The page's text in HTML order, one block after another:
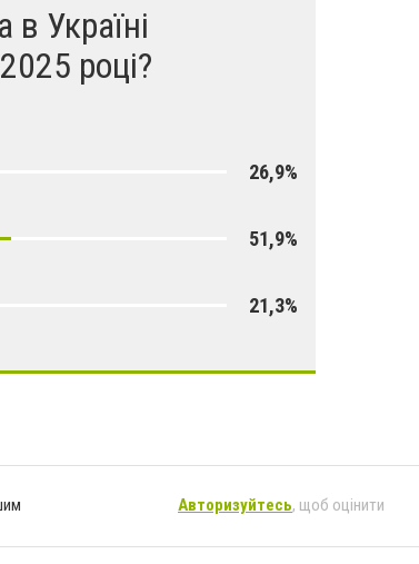
в Україні
році?
26,9%
51,9%
21,3%
Авторизуйтесь, щоб оцінити